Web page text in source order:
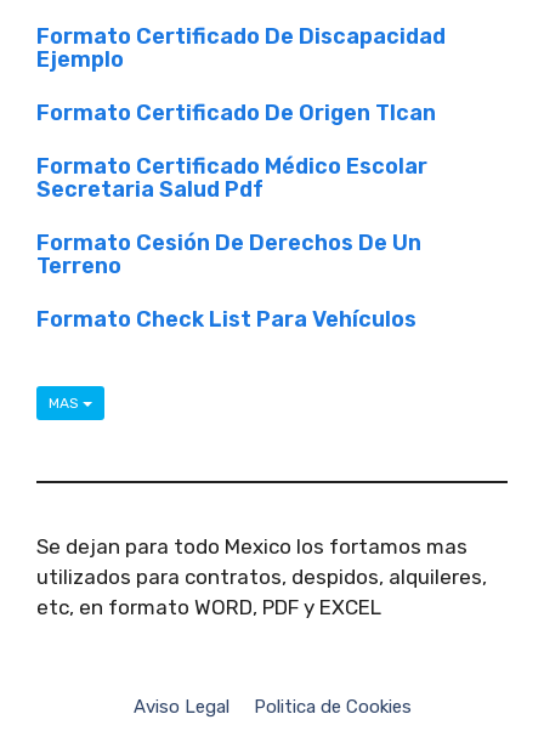
Formato Certificado De Discapacidad
Ejemplo
Formato Certificado De Origen Tlcan
Formato Certificado Médico Escolar
Secretaria Salud Pdf
Formato Cesión De Derechos De Un
Terreno
Formato Check List Para Vehículos
MAS
Se dejan para todo Mexico los fortamos mas
utilizados para contratos, despidos, alquileres,
etc, en formato WORD, PDF y EXCEL
Aviso Legal
Politica de Cookies